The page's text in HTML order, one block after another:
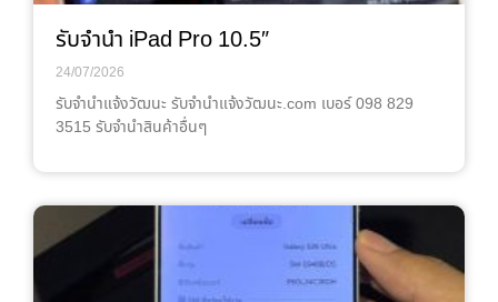
รับจำนำ iPad Pro 10.5″
24/07/2026
รับจํานําแจ้งวัฒนะ รับจํานําแจ้งวัฒนะ.com เบอร์ 098 829
3515 รับจำนำสินค้าอื่นๆ